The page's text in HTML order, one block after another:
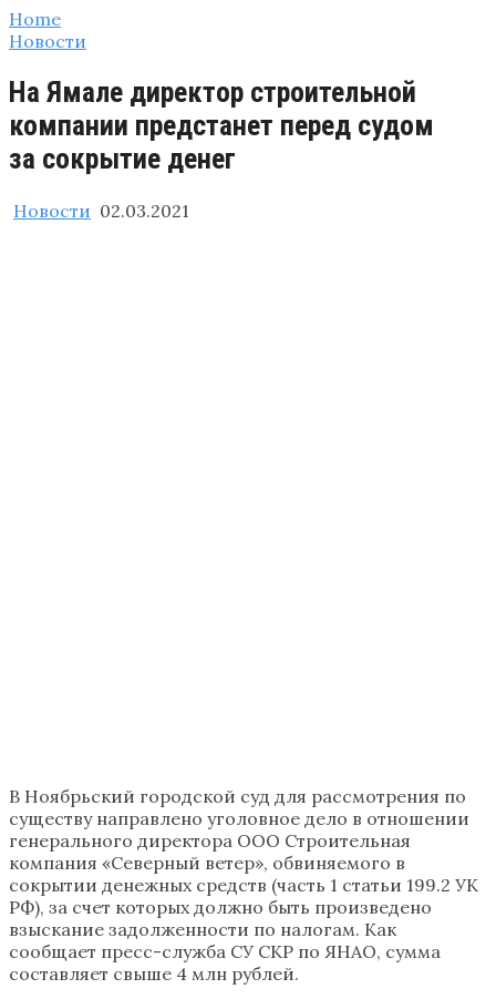
Home
Новости
На Ямале директор строительной
компании предстанет перед судом
за сокрытие денег
Новости 02.03.2021
В Ноябрьский городской суд для рассмотрения по
существу направлено уголовное дело в отношении
генерального директора ООО Строительная
компания «Северный ветер», обвиняемого в
сокрытии денежных средств (часть 1 статьи 199.2 УК
РФ), за счет которых должно быть произведено
взыскание задолженности по налогам. Как
сообщает пресс-служба СУ СКР по ЯНАО, сумма
составляет свыше 4 млн рублей.